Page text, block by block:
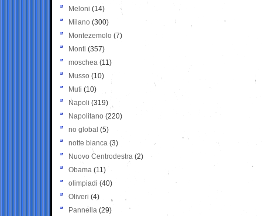
Meloni (14)
Milano (300)
Montezemolo (7)
Monti (357)
moschea (11)
Musso (10)
Muti (10)
Napoli (319)
Napolitano (220)
no global (5)
notte bianca (3)
Nuovo Centrodestra (2)
Obama (11)
olimpiadi (40)
Oliveri (4)
Pannella (29)